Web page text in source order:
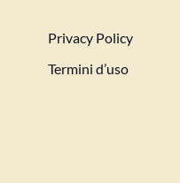
Privacy Policy
Termini d’uso